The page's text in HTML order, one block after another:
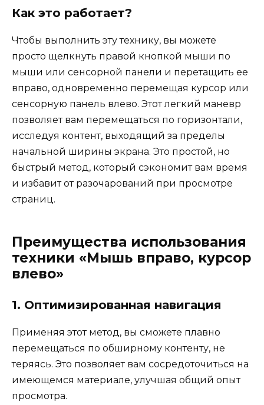
Как это работает?
Чтобы выполнить эту технику, вы можете
просто щелкнуть правой кнопкой мыши по
мыши или сенсорной панели и перетащить ее
вправо, одновременно перемещая курсор или
сенсорную панель влево. Этот легкий маневр
позволяет вам перемещаться по горизонтали,
исследуя контент, выходящий за пределы
начальной ширины экрана. Это простой, но
быстрый метод, который сэкономит вам время
и избавит от разочарований при просмотре
страниц.
Преимущества использования
техники «Мышь вправо, курсор
влево»
1. Оптимизированная навигация
Применяя этот метод, вы сможете плавно
перемещаться по обширному контенту, не
теряясь. Это позволяет вам сосредоточиться на
имеющемся материале, улучшая общий опыт
просмотра.